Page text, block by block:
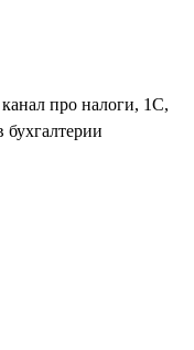
про налоги, 1С,